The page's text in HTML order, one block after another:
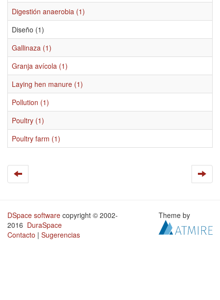
Digestión anaerobia (1)
Diseño (1)
Gallinaza (1)
Granja avícola (1)
Laying hen manure (1)
Pollution (1)
Poultry (1)
Poultry farm (1)
DSpace software copyright © 2002-
2016 DuraSpace
Contacto | Sugerencias
Theme by